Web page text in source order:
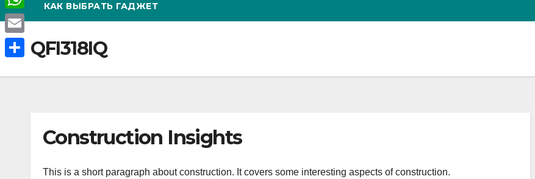
КАК ВЫБРАТЬ ГАДЖЕТ
QFI318IQ
Construction Insights
This is a short paragraph about construction. It covers some interesting aspects of construction.
l
e
g
i
b
e
W
h
a
t
E